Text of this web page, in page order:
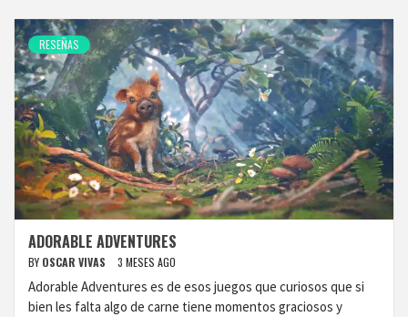
RESEÑAS
ADORABLE ADVENTURES
BY OSCAR VIVAS 3 MESES AGO
Adorable Adventures es de esos juegos que curiosos que si
bien les falta algo de carne tiene momentos graciosos y